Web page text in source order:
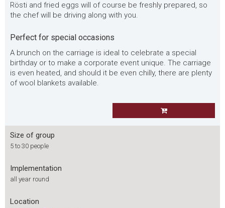
Rösti and fried eggs will of course be freshly prepared, so
the chef will be driving along with you.
Perfect for special occasions
A brunch on the carriage is ideal to celebrate a special
birthday or to make a corporate event unique. The carriage
is even heated, and should it be even chilly, there are plenty
of wool blankets available.
Size of group
5 to 30 people
Implementation
all year round
Location